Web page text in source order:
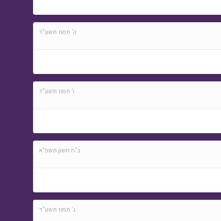
ה' תמוז תשע"ד
ו' תמוז תשע"ד
כ"ח חשון תשפ"א
ג' תמוז תשע"ד